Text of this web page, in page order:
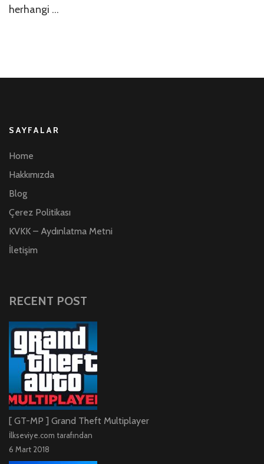
herhangi …
SAYFALAR
Home
Hakkımızda
Blog
Çerez Politikası
KVKK – Aydınlatma Metni
İletişim
RECENT POST
[ GT-MP ] Grand Theft Multiplayer
İlkseviye.com tarafından
6 Mart 2018